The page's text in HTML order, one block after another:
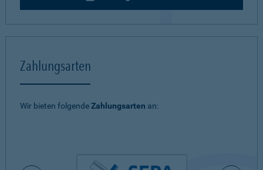
Zahlungsarten
Wir bieten folgendeZahlungsarten an: